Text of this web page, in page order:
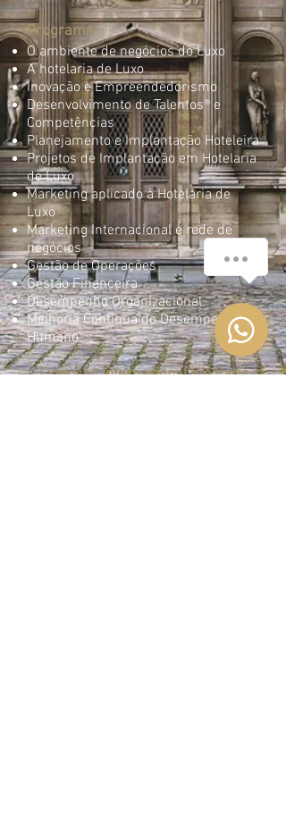
Programa
O ambiente de negócios do Luxo
A hotelaria de Luxo
Inovação e Empreendedorismo
Desenvolvimento de Talentos® e
Competências
Planejamento e Implantação Hoteleira
Projetos de Implantação em Hotelaria
de Luxo
Marketing aplicado à Hotelaria de
Luxo
Marketing Internacional e rede de
negócios
Gestão de Operações
Gestão Financeira
Desempenho Organizacional
Melhoria Contínua do Desempenho
Humano
Extensão Internacional em Paris
Olá, tudo bem?
1